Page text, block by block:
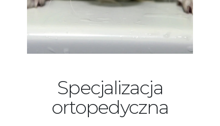
Specjalizacja
ortopedyczna